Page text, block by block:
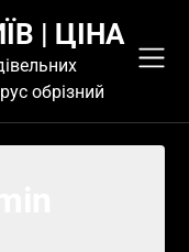
| ЦІНА
обрізний